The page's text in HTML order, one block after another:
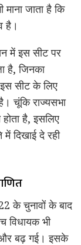
माना जाता है कि
है।
में इस सीट पर
है, जिनका
सीट के लिए
चूंकि राज्यसभा
है, इसलिए
दिखाई दे रही
के चुनावों के बाद
विधायक भी
और बढ़ गई। इसके